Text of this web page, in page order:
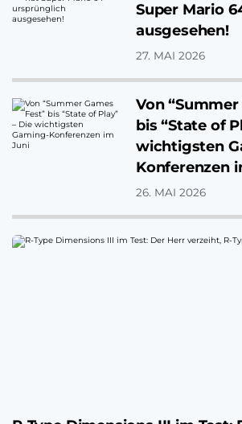
Super Mario
ausgesehen!
27. MAI 2026
Von
bis “State of
wichtigsten
Konferenzen
26. MAI 2026